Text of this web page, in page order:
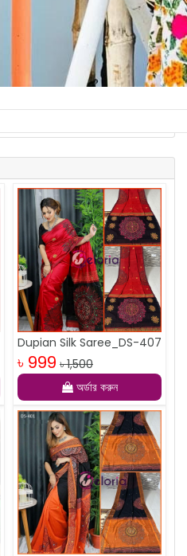
Dupian Silk Saree_DS-407
৳ 999 ৳ 1,500
অর্ডার করুন